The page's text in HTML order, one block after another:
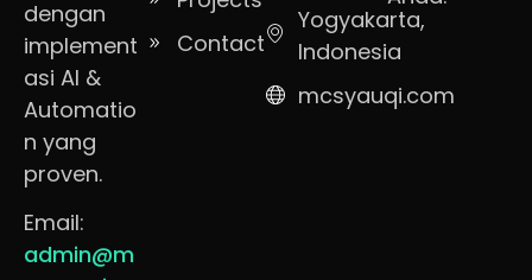
dengan
implement
asi AI &
Automatio
n yang
proven.
Email:
admin@m
Contact
Yogyakarta,
Indonesia
mcsyauqi.com